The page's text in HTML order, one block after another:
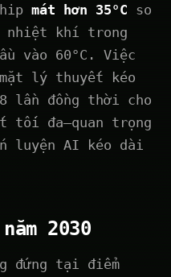
mát hơn 35°C so
nhiệt khí trong
vào 60°C. Việc
lý thuyết kéo
lần đồng thời cho
tối đa—quan trọng
luyện AI kéo dài
2030
đứng tại điểm